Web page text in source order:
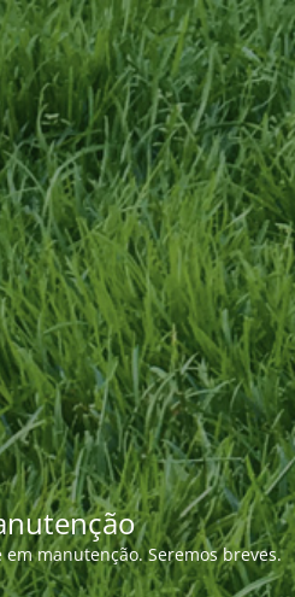
manutenção. Seremos breves.